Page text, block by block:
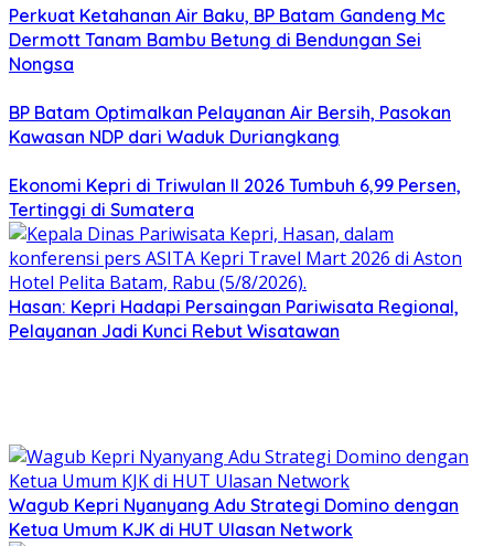
Perkuat Ketahanan Air Baku, BP Batam Gandeng Mc
Dermott Tanam Bambu Betung di Bendungan Sei
Nongsa
BP Batam Optimalkan Pelayanan Air Bersih, Pasokan
Kawasan NDP dari Waduk Duriangkang
Ekonomi Kepri di Triwulan II 2026 Tumbuh 6,99 Persen,
Tertinggi di Sumatera
Hasan: Kepri Hadapi Persaingan Pariwisata Regional,
Pelayanan Jadi Kunci Rebut Wisatawan
Wagub Kepri Nyanyang Adu Strategi Domino dengan
Ketua Umum KJK di HUT Ulasan Network